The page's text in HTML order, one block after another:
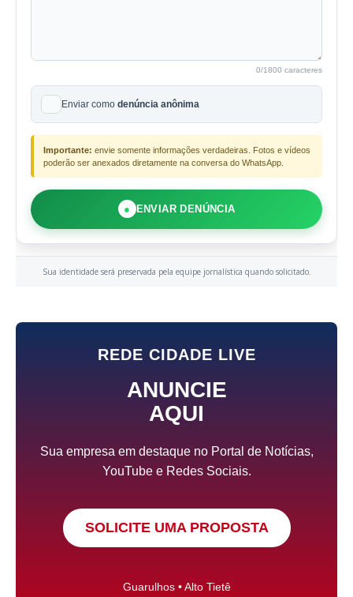
0/1800 caracteres
Enviar como denúncia anônima
Importante: envie somente informações verdadeiras. Fotos e vídeos
poderão ser anexados diretamente na conversa do WhatsApp.
● ENVIAR DENÚNCIA
Sua identidade será preservada pela equipe jornalística quando solicitado.
REDE CIDADE LIVE
ANUNCIE
AQUI
Sua empresa em destaque no Portal de Notícias,
YouTube e Redes Sociais.
SOLICITE UMA PROPOSTA
Guarulhos • Alto Tietê